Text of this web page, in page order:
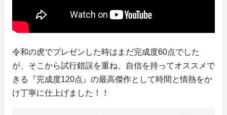
令和の虎でプレゼンした時はまだ完成度60点でした
が、そこから試行錯誤を重ね、自信を持ってオススメで
きる『完成度120点』の最高傑作として時間と情熱をか
け丁寧に仕上げました！！